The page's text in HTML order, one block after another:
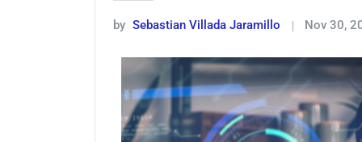
by Sebastian Villada Jaramillo Nov 30,